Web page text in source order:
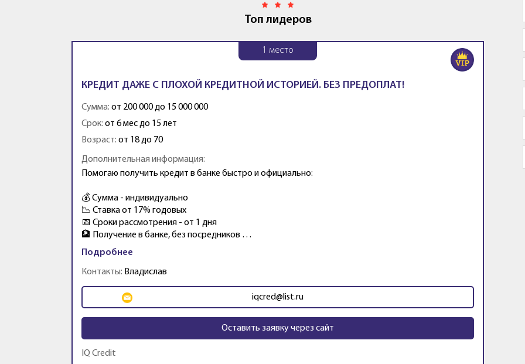
Топ лидеров
1 место
КРЕДИТ ДАЖЕ С ПЛОХОЙ КРЕДИТНОЙ ИСТОРИЕЙ. БЕЗ ПРЕДОПЛАТ!
Сумма: от 200 000 до 15 000 000
Срок: от 6 мес до 15 лет
Возраст: от 18 до 70
Дополнительная информация:
Помогаю получить кредит в банке быстро и официально:
💰 Сумма - индивидуально
📉 Ставка от 17% годовых
📅 Сроки рассмотрения - от 1 дня
🏦 Получение в банке, без посредников …
Подробнее
Контакты: Владислав
iqcred@list.ru
Оставить заявку через сайт
IQ Credit